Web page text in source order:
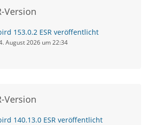
Version
153.0.2 ESR veröffentlicht
August 2026 um 22:34
Version
140.13.0 ESR veröffentlicht